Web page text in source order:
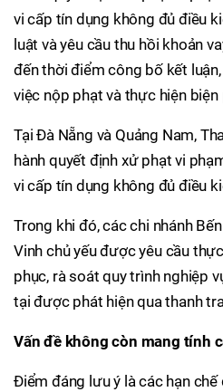
vi cấp tín dụng không đủ điều
luật và yêu cầu thu hồi khoản
đến thời điểm công bố kết
việc nộp phạt và thực hiện
Tại Đà Nẵng và Quảng Nam,
hành quyết định xử phạt vi
vi cấp tín dụng không đủ điều
Trong khi đó, các chi nhánh
Vinh chủ yếu được yêu cầu
phục, rà soát quy trình nghiệp
tại được phát hiện qua thanh
Vấn đề không còn mang tính
Điểm đáng lưu ý là các hạn